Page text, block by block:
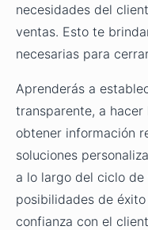
necesidades del
ventas. Esto te
necesarias para
Aprenderás a
transparente, a
obtener información
soluciones
a lo largo del ciclo
posibilidades de
confianza con el